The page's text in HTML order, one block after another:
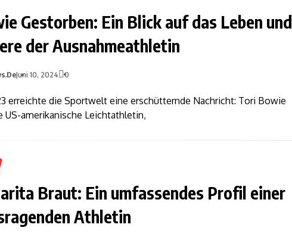
Gestorben: Ein Blick auf das Leben und
der Ausnahmeathletin
Juni 10, 2024 0
erreichte die Sportwelt eine erschütternde Nachricht: Tori Bowie
US-amerikanische Leichtathletin,
Braut: Ein umfassendes Profil einer
Athletin